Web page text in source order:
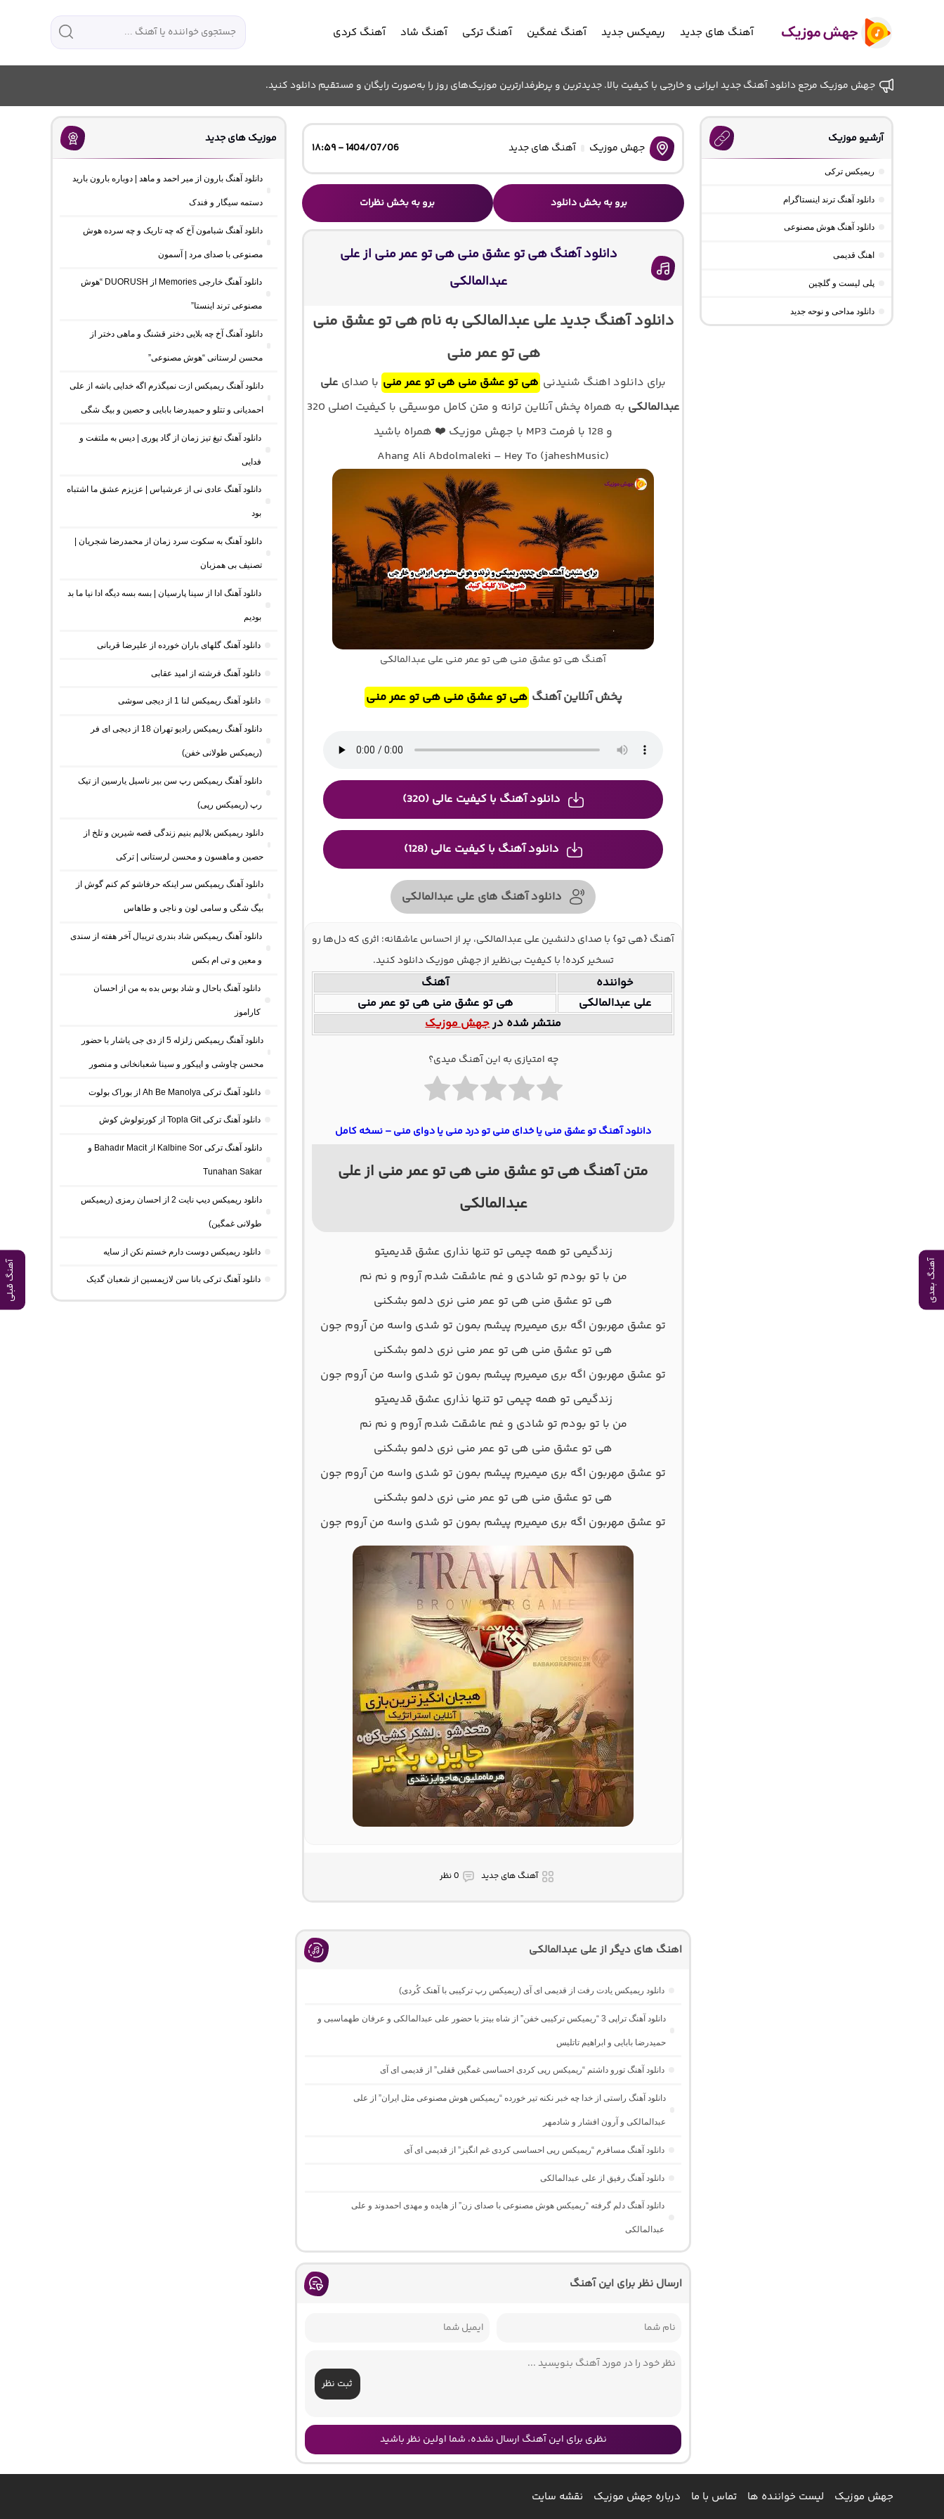
آهنگ بعدی آهنگ قبلی
آهنگ های جدید ریمیکس جدید آهنگ غمگین آهنگ ترکی آهنگ شاد آهنگ کردی
جهش موزیک مرجع دانلود آهنگ جدید ایرانی و خارجی با کیفیت بالا. جدیدترین و پرطرفدارترین موزیک‌های روز را به‌صورت رایگان و مستقیم دانلود کنید.
جهش موزیک آهنگ های جدید 1404/07/06 - ۱۸:۵۹
برو به بخش دانلود برو به بخش نظرات
دانلود آهنگ هی تو عشق منی هی تو عمر منی از علی
عبدالمالکی
دانلود آهنگ جدید علی عبدالمالکی به نام هی تو عشق منی
هی تو عمر منی
برای دانلود اهنگ شنیدنی هی تو عشق منی هی تو عمر منی با صدای علی
عبدالمالکی
به همراه پخش آنلاین ترانه و متن کامل موسیقی با کیفیت اصلی 320
و 128 با فرمت MP3 با جهش موزیک ❤️ همراه باشید
Ahang Ali Abdolmaleki – Hey To (jaheshMusic)
آهنگ هی تو عشق منی هی تو عمر منی علی عبدالمالکی
پخش آنلاین آهنگ هی تو عشق منی هی تو عمر منی
دانلود آهنگ با کیفیت عالی (320)
دانلود آهنگ با کیفیت عالی (128)
دانلود آهنگ های علی عبدالمالکی
آهنگ {هی تو} با صدای دلنشین علی عبدالمالکی، پر از احساس عاشقانه؛ اثری که دل‌ها رو
تسخیر کرده! با کیفیت بی‌نظیر از جهش موزیک دانلود کنید.
خواننده
آهنگ
علی عبدالمالکی
هی تو عشق منی هی تو عمر منی
منتشر شده درجهش موزیک
چه امتیازی به این آهنگ میدی؟
دانلود آهنگ تو عشق منی یا خدای منی تو درد منی یا دوای منی – نسخه کامل
متن آهنگ هی تو عشق منی هی تو عمر منی از علی
عبدالمالکی
زندگیمی تو همه چیمی تو تنها نذاری عشق قدیمیتو
من با تو بودم تو شادی و غم عاشقت شدم آروم و نم نم
هی تو عشق منی هی تو عمر منی نری دلمو بشکنی
تو عشق مهربون اگه بری میمیرم پیشم بمون تو شدی واسه من آروم جون
هی تو عشق منی هی تو عمر منی نری دلمو بشکنی
تو عشق مهربون اگه بری میمیرم پیشم بمون تو شدی واسه من آروم جون
زندگیمی تو همه چیمی تو تنها نذاری عشق قدیمیتو
من با تو بودم تو شادی و غم عاشقت شدم آروم و نم نم
هی تو عشق منی هی تو عمر منی نری دلمو بشکنی
تو عشق مهربون اگه بری میمیرم پیشم بمون تو شدی واسه من آروم جون
هی تو عشق منی هی تو عمر منی نری دلمو بشکنی
تو عشق مهربون اگه بری میمیرم پیشم بمون تو شدی واسه من آروم جون
آهنگ های جدید 0 نظر
اهنگ های دیگر از علی عبدالمالکی
دانلود ریمیکس یادت رفت از قدیمی ای آی (ریمیکس رپ ترکیبی با آهنک کُردی)
دانلود آهنگ تراپی 3 “ریمیکس ترکیبی خفن” از شاه بیتز با حضور علی عبدالمالکی و عرفان طهماسبی و
حمیدرضا بابایی و ابراهیم تاتلیس
دانلود آهنگ تورو داشتم “ریمیکس رپی کردی احساسی غمگین قفلی” از قدیمی ای آی
دانلود آهنگ راستی از خدا چه خبر نکنه تیر خورده “ریمیکس هوش مصنوعی مثل ایران” از علی
عبدالمالکی و آرون افشار و شادمهر
دانلود آهنگ مسافرم “ریمیکس رپی احساسی کردی غم انگیز” از قدیمی ای آی
دانلود آهنگ رفیق از علی عبدالمالکی
دانلود آهنگ دلم گرفته “ریمیکس هوش مصنوعی با صدای زن” از هایده و مهدی احمدوند و علی
عبدالمالکی
ارسال نظر برای این آهنگ
ثبت نظر
نظری برای این آهنگ ارسال نشده، شما اولین نظر باشید
آرشیو موزیک
ریمیکس ترکی
دانلود آهنگ ترند اینستاگرام
دانلود آهنگ هوش مصنوعی
اهنگ قدیمی
پلی لیست و گلچین
دانلود مداحی و نوحه جدید
موزیک های جدید
دانلود آهنگ بارون از میر احمد و ماهد | دوباره بارون بارید
دستمه سیگار و فندک
دانلود آهنگ شبامون آخ که چه تاریک و چه سرده هوش
مصنوعی با صدای مرد | آسمون
دانلود آهنگ خارجی Memories از DUORUSH “هوش
مصنوعی ترند اینستا”
دانلود آهنگ آخ چه بلایی دختر قشنگ و ماهی دختر از
محسن لرستانی “هوش مصنوعی”
دانلود آهنگ ریمیکس ازت نمیگذرم اگه خدایی باشه از علی
احمدیانی و تتلو و حمیدرضا بابایی و حصین و بیگ شگی
دانلود آهنگ تیغ تیز زمان از گاد پوری | دیس به ملتفت و
فدایی
دانلود آهنگ عادی نی از عرشیاس | عزیزم عشق ما اشتباه
بود
دانلود آهنگ به سکوت سرد زمان از محمدرضا شجریان |
تصنیف بی همزبان
دانلود آهنگ ادا از سینا پارسیان | بسه بسه دیگه ادا نیا ما بد
بودیم
دانلود آهنگ گلهای باران خورده از علیرضا قربانی
دانلود آهنگ فرشته از امید عقابی
دانلود آهنگ ریمیکس لنا 1 از دیجی سوشی
دانلود آهنگ ریمیکس رادیو تهران 18 از دیجی ای فر
(ریمیکس طولانی خفن)
دانلود آهنگ ریمیکس رپ سن بیر ناسیل یارسین از تیک
رپ (ریمیکس رپی)
دانلود ریمیکس بلالیم بنیم زندگی قصه شیرین و تلخ از
حصین و ماهسون و محسن لرستانی | ترکی
دانلود آهنگ ریمیکس سر اینکه حرفاشو کم کنم گوش از
بیگ شگی و سامی لون و ناجی و طاهاس
دانلود آهنگ ریمیکس شاد بندری تریبال آخر هفته از سندی
و معین و تی ام بکس
دانلود آهنگ باحال و شاد بوس بده به من از احسان
کاراموز
دانلود آهنگ ریمیکس زلزله 5 از دی جی یاشار با حضور
محسن چاوشی و اپیکور و سینا شعبانخانی و منصور
دانلود آهنگ ترکی Ah Be Manolya از بوراک بولوت
دانلود آهنگ ترکی Topla Git از کورتولوش کوش
دانلود آهنگ ترکی Kalbine Sor از Bahadır Macit و
Tunahan Sakar
دانلود ریمیکس دیپ نایت 2 از احسان رمزی (ریمیکس
طولانی غمگین)
دانلود ریمیکس دوست دارم خستم نکن از سایه
دانلود آهنگ ترکی بانا سن لازیمسین از شعبان گدیک
جهش موزیک لیست خواننده ها تماس با ما درباره جهش موزیک نقشه سایت